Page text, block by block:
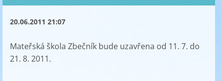
20.06.2011 21:07
Mateřská škola Zbečník bude uzavřena od 11. 7. do
21. 8. 2011.